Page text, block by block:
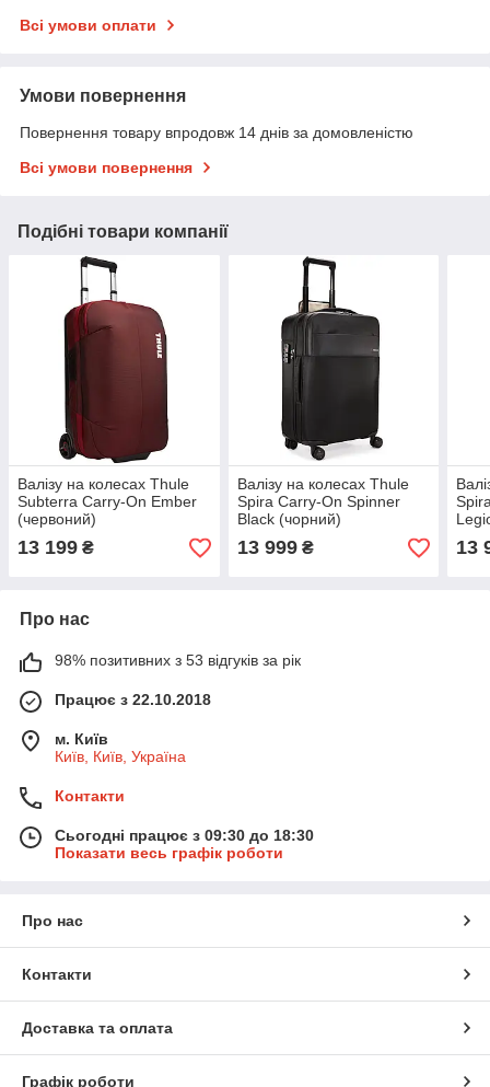
Всі умови оплати
Умови повернення
Повернення товару впродовж 14 днів за домовленістю
Всі умови повернення
Подібні товари компанії
Валізу на колесах Thule
Subterra Carry-On Ember
(червоний)
13 199 ₴
Валізу на колесах Thule
Spira Carry-On Spinner
Black (чорний)
13 999₴ 13
Про нас
98% позитивних з 53 відгуків за рік
Працює з 22.10.2018
м. Київ
Київ, Київ, Україна
Контакти
Сьогодні працює з 09:30 до 18:30
Показати весь графік роботи
Про нас
Контакти
Доставка та оплата
Графік роботи